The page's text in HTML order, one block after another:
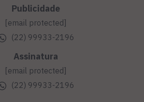
Publicidade
[email protected]
(22) 99933-2196
Assinatura
[email protected]
(22) 99933-2196